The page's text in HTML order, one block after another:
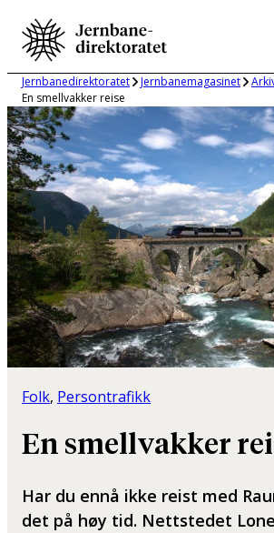
Hopp
innhold
Jernbanedirektoratet Jernbanemagasinet
En smellvakker reise
Folk, Persontrafikk
En smellvakker
Har du ennå ikke reist med
det på høy tid. Nettstedet